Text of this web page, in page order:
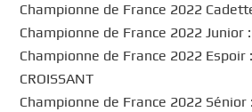
Championne de France 2022
Championne de France 2022 Junior
Championne de France 2022 Espoir
CROISSANT
Championne de France 2022 Sénior :